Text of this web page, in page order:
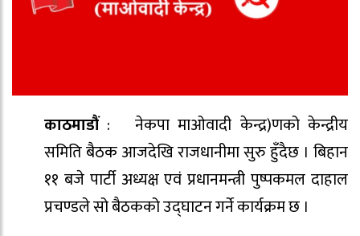
काठमाडौं: नेकपा माओवादी केन्द्र)णको केन्द्रीय
समिति बैठक आजदेखि राजधानीमा सुरु हुँदैछ । बिहान
११ बजे पार्टी अध्यक्ष एवं प्रधानमन्त्री पुष्पकमल दाहाल
प्रचण्डले सो बैठकको उद्‍घाटन गर्ने कार्यक्रम छ ।